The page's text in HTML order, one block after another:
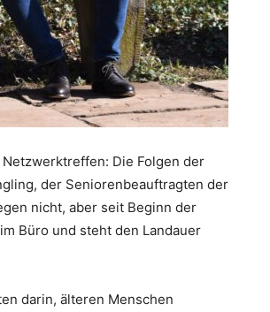
Die Folgen der
der Seniorenbeauftragten der
nicht, aber seit Beginn der
Büro und steht den Landauer
darin, älteren Menschen